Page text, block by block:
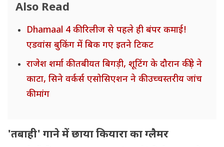
Also Read
Dhamaal 4 की रिलीज से पहले ही बंपर कमाई!
एडवांस बुकिंग में बिक गए इतने टिकट
राजेश शर्मा की तबीयत बिगड़ी, शूटिंग के दौरान कीड़े ने
काटा, सिने वर्कर्स एसोसिएशन ने की उच्चस्तरीय जांच
की मांग
'तबाही' गाने में छाया कियारा का ग्लैमर